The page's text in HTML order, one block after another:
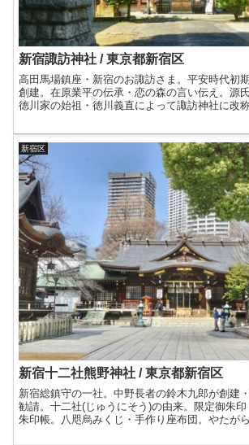
新宿諏訪神社 / 東京都新宿区
高田馬場鎮座・新宿のお諏訪さま。平安時代初
創建。在原業平の伝承・恋の森の言い伝え。源
徳川家の始祖・徳川義直によって諏訪神社に改
新宿区
新宿十二社熊野神社 / 東京都新宿区
新宿総鎮守の一社。中野長者の鈴木九郎が創建
勧請。十二社(じゅうにそう)の由来。限定御朱
朱印帳。八咫烏みくじ・手作り座布団。やたが